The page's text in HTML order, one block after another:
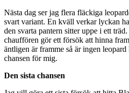
Nästa dag ser jag flera fläckiga
svart variant. En kväll verkar lyckan
den svarta pantern sitter uppe i ett
chauffören gör ett försök att hinna
äntligen är framme så är ingen
chansen för mig.
Den sista chansen